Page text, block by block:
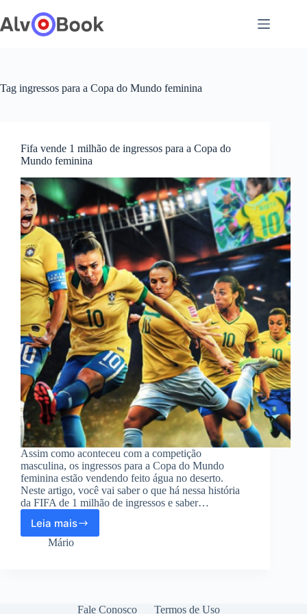
para
o
Tag ingressos para a Copa do Mundo feminina
Fifa vende 1 milhão de ingressos para a Copa do
Mundo feminina
Assim como aconteceu com a competição
masculina, os ingressos para a Copa do Mundo
feminina estão vendendo feito água no deserto.
Neste artigo, você vai saber o que há nessa história
da FIFA de 1 milhão de ingressos e saber…
Leia mais
Fifa
vende
para
Mário
Fale Conosco Termos de Uso